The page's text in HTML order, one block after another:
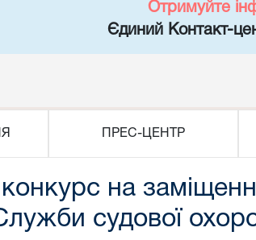
Отримуйте
Єдиний Контакт-
ПРЕС-ЦЕНТР
на
судової